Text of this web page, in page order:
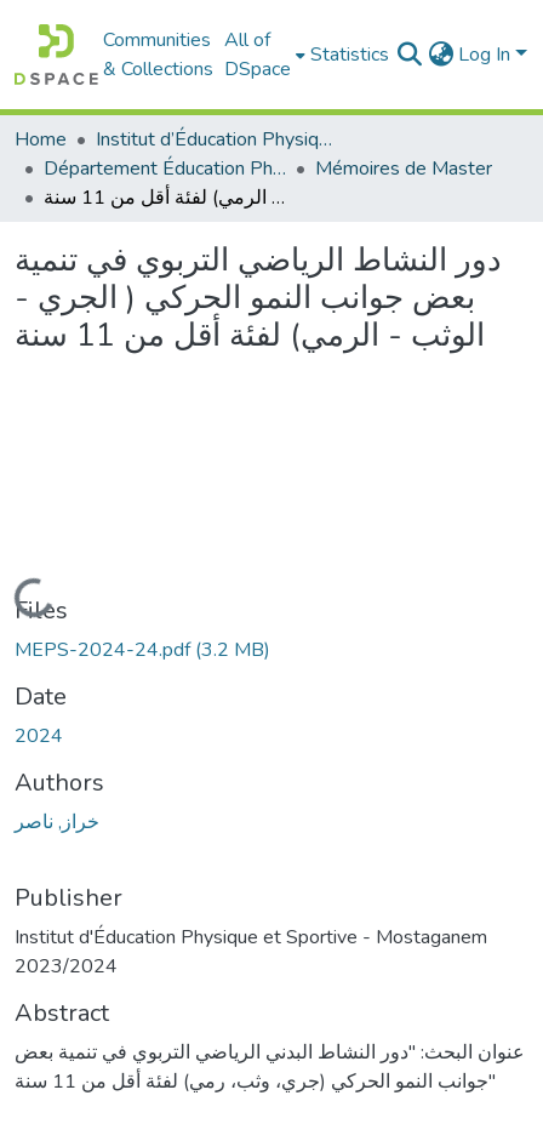
Communities
& Collections
All of
DSpace
Statistics Log In
Home
Institut d’Éducation Physique et Sportive
Département Éducation Physique et Sportive (EPS)
Mémoires de Master
دور النشاط الرياضي التربوي في تنمية بعض جوانب النمو الحركي ( الجري - الوثب - الرمي) لفئة أقل من 11 سنة
دور النشاط الرياضي التربوي في تنمية
بعض جوانب النمو الحركي ( الجري -
الوثب - الرمي) لفئة أقل من 11 سنة
Loading...
Files
MEPS-2024-24.pdf(3.2 MB)
Date
2024
Authors
خراز, ناصر
Publisher
Institut d'Éducation Physique et Sportive - Mostaganem
2023/2024
Abstract
عنوان البحث: "دور النشاط البدني الرياضي التربوي في تنمية بعض
جوانب النمو الحركي (جري، وثب، رمي) لفئة أقل من 11 سنة"